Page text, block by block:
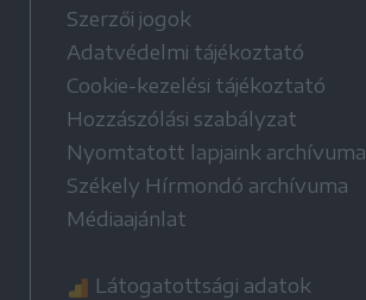
Szerzői jogok
Adatvédelmi tájékoztató
Cookie-kezelési tájékoztató
Hozzászólási szabályzat
Nyomtatott lapjaink archívuma
Székely Hírmondó archívuma
Médiaajánlat
Látogatottsági adatok